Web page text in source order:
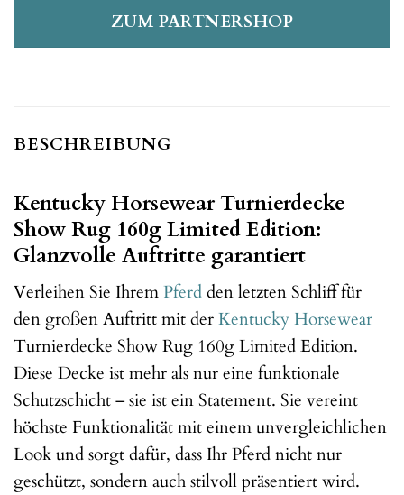
ZUM PARTNERSHOP
BESCHREIBUNG
Kentucky Horsewear Turnierdecke
Show Rug 160g Limited Edition:
Glanzvolle Auftritte garantiert
Verleihen Sie IhremPferdden letzten Schliff für
den großen Auftritt mit derKentucky Horsewear
Turnierdecke Show Rug 160g Limited Edition.
Diese Decke ist mehr als nur eine funktionale
Schutzschicht – sie ist ein Statement. Sie vereint
höchste Funktionalität mit einem unvergleichlichen
Look und sorgt dafür, dass Ihr Pferd nicht nur
geschützt, sondern auch stilvoll präsentiert wird.